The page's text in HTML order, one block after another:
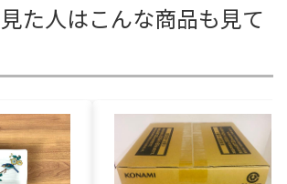
た人はこんな商品も見て